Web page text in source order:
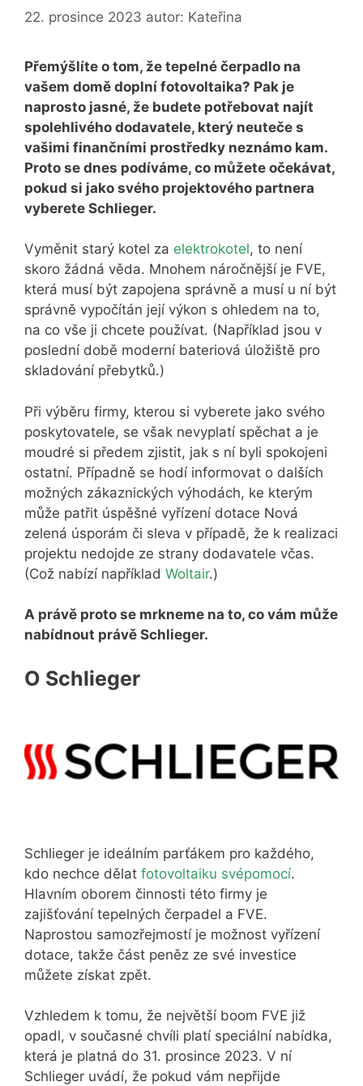
22. prosince 2023 autor: Kateřina
Přemýšlíte o tom, že tepelné čerpadlo na
vašem domě doplní fotovoltaika? Pak je
naprosto jasné, že budete potřebovat najít
spolehlivého dodavatele, který neuteče s
vašimi finančními prostředky neznámo kam.
Proto se dnes podíváme, co můžete očekávat,
pokud si jako svého projektového partnera
vyberete Schlieger.
Vyměnit starý kotel za elektrokotel, to není
skoro žádná věda. Mnohem náročnější je FVE,
která musí být zapojena správně a musí u ní být
správně vypočítán její výkon s ohledem na to,
na co vše ji chcete používat. (Například jsou v
poslední době moderní bateriová úložiště pro
skladování přebytků.)
Při výběru firmy, kterou si vyberete jako svého
poskytovatele, se však nevyplatí spěchat a je
moudré si předem zjistit, jak s ní byli spokojeni
ostatní. Případně se hodí informovat o dalších
možných zákaznických výhodách, ke kterým
může patřit úspěšné vyřízení dotace Nová
zelená úsporám či sleva v případě, že k realizaci
projektu nedojde ze strany dodavatele včas.
(Což nabízí například Woltair.)
A právě proto se mrkneme na to, co vám může
nabídnout právě Schlieger.
O Schlieger
Schlieger je ideálním parťákem pro každého,
kdo nechce dělat fotovoltaiku svépomocí.
Hlavním oborem činnosti této firmy je
zajišťování tepelných čerpadel a FVE.
Naprostou samozřejmostí je možnost vyřízení
dotace, takže část peněz ze své investice
můžete získat zpět.
Vzhledem k tomu, že největší boom FVE již
opadl, v současné chvíli platí speciální nabídka,
která je platná do 31. prosince 2023. V ní
Schlieger uvádí, že pokud vám nepřijde